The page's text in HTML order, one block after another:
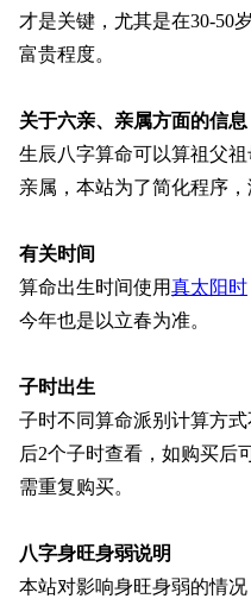
才是关键，尤其是在30-50
富贵程度。
关于六亲、亲属方面的信息
生辰八字算命可以算祖父
亲属，本站为了简化程序，
有关时间
算命出生时间使用真太阳时
今年也是以立春为准。
子时出生
子时不同算命派别计算方
后2个子时查看，如购买后
需重复购买。
八字身旺身弱说明
本站对影响身旺身弱的情